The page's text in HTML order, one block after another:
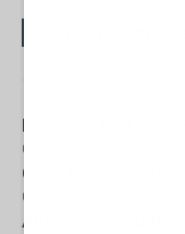
Il Grande Fratello?
04 Agosto 2026 07:00
Chris Hedges - Don
04 Agosto 2026 07:00
Altro che